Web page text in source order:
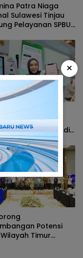
Patra Niaga
Sulawesi Tinjau
Pelayanan SPBU
Biosolar Berjalan
Pegadaian
Gemilang di
1 Tahun 2026
Potensi
Wilayah Timur
×